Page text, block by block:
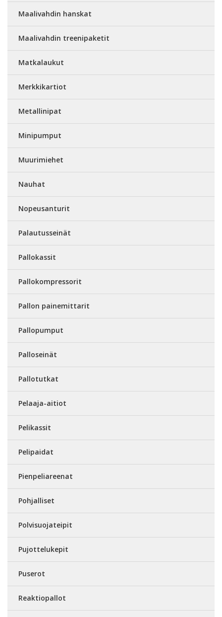
Maalivahdin hanskat
Maalivahdin treenipaketit
Matkalaukut
Merkkikartiot
Metallinipat
Minipumput
Muurimiehet
Nauhat
Nopeusanturit
Palautusseinät
Pallokassit
Pallokompressorit
Pallon painemittarit
Pallopumput
Palloseinät
Pallotutkat
Pelaaja-aitiot
Pelikassit
Pelipaidat
Pienpeliareenat
Pohjalliset
Polvisuojateipit
Pujottelukepit
Puserot
Reaktiopallot